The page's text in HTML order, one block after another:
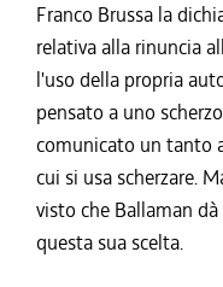
Franco Brussa la
relativa alla rinuncia
l'uso della propria
pensato a uno
comunicato un tanto
cui si usa scherzare.
visto che Ballaman
questa sua scelta.